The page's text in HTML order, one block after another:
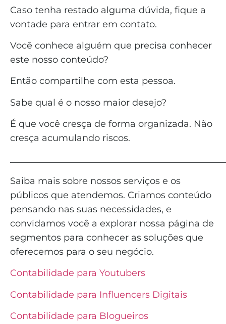
Caso tenha restado alguma dúvida, fique a
vontade para entrar em contato.
Você conhece alguém que precisa conhecer
este nosso conteúdo?
Então compartilhe com esta pessoa.
Sabe qual é o nosso maior desejo?
É que você cresça de forma organizada. Não
cresça acumulando riscos.
Saiba mais sobre nossos serviços e os
públicos que atendemos. Criamos conteúdo
pensando nas suas necessidades, e
convidamos você a explorar nossa página de
segmentos para conhecer as soluções que
oferecemos para o seu negócio.
Contabilidade para Youtubers
Contabilidade para Influencers Digitais
Contabilidade para Blogueiros